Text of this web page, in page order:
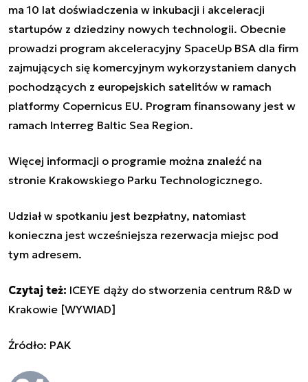
ma 10 lat doświadczenia w inkubacji i akceleracji
startupów z dziedziny nowych technologii. Obecnie
prowadzi program akceleracyjny SpaceUp BSA dla firm
zajmujących się komercyjnym wykorzystaniem danych
pochodzących z europejskich satelitów w ramach
platformy Copernicus EU. Program finansowany jest w
ramach Interreg Baltic Sea Region.
Więcej informacji o programie można znaleźć na
stronie Krakowskiego Parku Technologicznego.
Udział w spotkaniu jest bezpłatny, natomiast
konieczna jest wcześniejsza rezerwacja miejsc pod
tym adresem.
Czytaj też: ICEYE dąży do stworzenia centrum R&D w
Krakowie [WYWIAD]
Źródło: PAK